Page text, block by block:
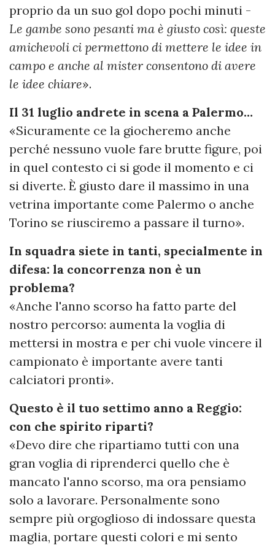
proprio da un suo gol dopo pochi minuti -
Le gambe sono pesanti ma è giusto così: queste
amichevoli ci permettono di mettere le idee in
campo e anche al mister consentono di avere
le idee chiare».
Il 31 luglio andrete in scena a Palermo…
«Sicuramente ce la giocheremo anche
perché nessuno vuole fare brutte figure, poi
in quel contesto ci si gode il momento e ci
si diverte. È giusto dare il massimo in una
vetrina importante come Palermo o anche
Torino se riusciremo a passare il turno».
In squadra siete in tanti, specialmente in
difesa: la concorrenza non è un
problema?
«Anche l'anno scorso ha fatto parte del
nostro percorso: aumenta la voglia di
mettersi in mostra e per chi vuole vincere il
campionato è importante avere tanti
calciatori pronti».
Questo è il tuo settimo anno a Reggio:
con che spirito riparti?
«Devo dire che ripartiamo tutti con una
gran voglia di riprenderci quello che è
mancato l'anno scorso, ma ora pensiamo
solo a lavorare. Personalmente sono
sempre più orgoglioso di indossare questa
maglia, portare questi colori e mi sento